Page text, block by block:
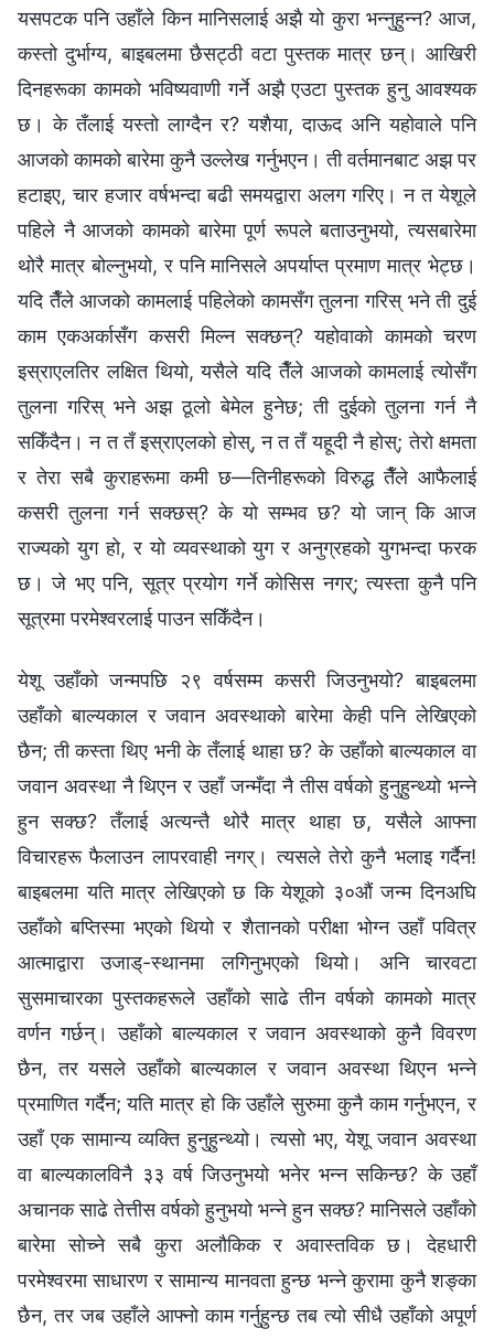
यसपटक पनि उहाँले किन मानिसलाई अझै यो कुरा भन्‍नुहुन्‍न? आज,
कस्तो दुर्भाग्य, बाइबलमा छैसट्ठी वटा पुस्तक मात्र छन्। आखिरी
दिनहरूका कामको भविष्यवाणी गर्ने अझै एउटा पुस्तक हुनु आवश्यक
छ। के तँलाई यस्तो लाग्दैन र? यशैया, दाऊद अनि यहोवाले पनि
आजको कामको बारेमा कुनै उल्लेख गर्नुभएन। ती वर्तमानबाट अझ पर
हटाइए, चार हजार वर्षभन्दा बढी समयद्वारा अलग गरिए। न त येशूले
पहिले नै आजको कामको बारेमा पूर्ण रूपले बताउनुभयो, त्यसबारेमा
थोरै मात्र बोल्नुभयो, र पनि मानिसले अपर्याप्त प्रमाण मात्र भेट्छ।
यदि तैँले आजको कामलाई पहिलेको कामसँग तुलना गरिस् भने ती दुई
काम एकअर्कासँग कसरी मिल्‍न सक्छन्? यहोवाको कामको चरण
इस्राएलतिर लक्षित थियो, यसैले यदि तैँले आजको कामलाई त्योसँग
तुलना गरिस् भने अझ ठूलो बेमेल हुनेछ; ती दुईको तुलना गर्न नै
सकिँदैन। न त तँ इस्राएलको होस्, न त तँ यहूदी नै होस्; तेरो क्षमता
र तेरा सबै कुराहरूमा कमी छ—तिनीहरूको विरुद्ध तैँले आफैलाई
कसरी तुलना गर्न सक्छस्? के यो सम्भव छ? यो जान् कि आज
राज्यको युग हो, र यो व्यवस्थाको युग र अनुग्रहको युगभन्दा फरक
छ। जे भए पनि, सूत्र प्रयोग गर्ने कोसिस नगर्; त्यस्ता कुनै पनि
सूत्रमा परमेश्‍वरलाई पाउन सकिँदैन।
येशू उहाँको जन्मपछि २९ वर्षसम्म कसरी जिउनुभयो? बाइबलमा
उहाँको बाल्यकाल र जवान अवस्थाको बारेमा केही पनि लेखिएको
छैन; ती कस्ता थिए भनी के तँलाई थाहा छ? के उहाँको बाल्यकाल वा
जवान अवस्था नै थिएन र उहाँ जन्मँदा नै तीस वर्षको हुनुहुन्थ्यो भन्‍ने
हुन सक्छ? तँलाई अत्यन्तै थोरै मात्र थाहा छ, यसैले आफ्‍ना
विचारहरू फैलाउन लापरवाही नगर्। त्यसले तेरो कुनै भलाइ गर्दैन!
बाइबलमा यति मात्र लेखिएको छ कि येशूको ३०औं जन्म दिनअघि
उहाँको बप्तिस्मा भएको थियो र शैतानको परीक्षा भोग्‍न उहाँ पवित्र
आत्माद्वारा उजाड्-स्थानमा लगिनुभएको थियो। अनि चारवटा
सुसमाचारका पुस्तकहरूले उहाँको साढे तीन वर्षको कामको मात्र
वर्णन गर्छन्। उहाँको बाल्यकाल र जवान अवस्थाको कुनै विवरण
छैन, तर यसले उहाँको बाल्यकाल र जवान अवस्था थिएन भन्‍ने
प्रमाणित गर्दैन; यति मात्र हो कि उहाँले सुरुमा कुनै काम गर्नुभएन, र
उहाँ एक सामान्य व्यक्ति हुनुहुन्थ्यो। त्यसो भए, येशू जवान अवस्था
वा बाल्यकालविनै ३३ वर्ष जिउनुभयो भनेर भन्‍न सकिन्छ? के उहाँ
अचानक साढे तेत्तीस वर्षको हुनुभयो भन्‍ने हुन सक्छ? मानिसले उहाँको
बारेमा सोच्ने सबै कुरा अलौकिक र अवास्तविक छ। देहधारी
परमेश्‍वरमा साधारण र सामान्य मानवता हुन्छ भन्‍ने कुरामा कुनै शङ्का
छैन, तर जब उहाँले आफ्नो काम गर्नुहुन्छ तब त्यो सीधै उहाँको अपूर्ण